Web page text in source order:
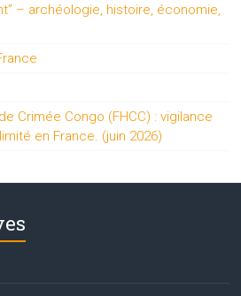
– archéologie, histoire, économie,
Crimée Congo (FHCC) : vigilance
en France. (juin 2026)